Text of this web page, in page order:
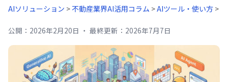
AIソリューション >不動産業界AI活用コラム >AIツール・使い方 >
公開： 2026年2月20日 ・ 最終更新： 2026年7月7日